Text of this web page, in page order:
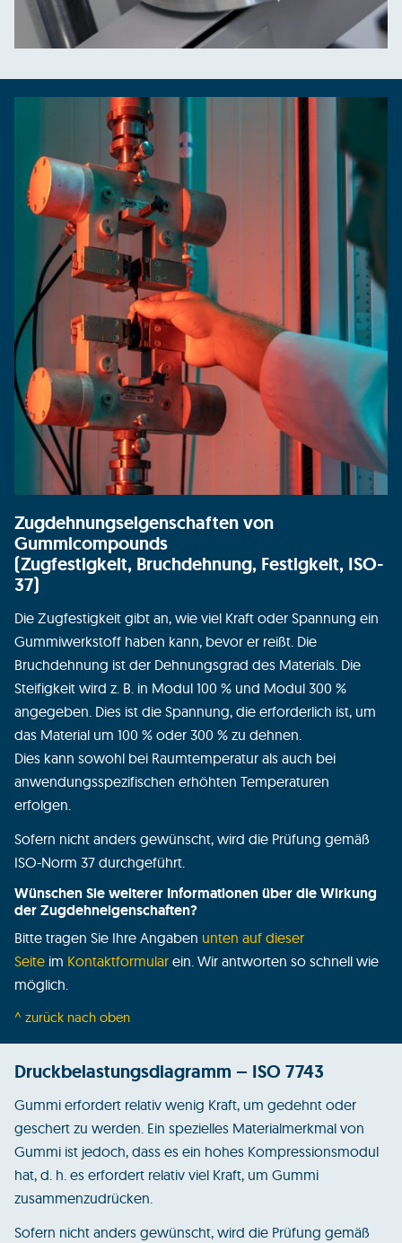
Zugdehnungseigenschaften von
Gummicompounds
(Zugfestigkeit, Bruchdehnung, Festigkeit, ISO-
37)
Die Zugfestigkeit gibt an, wie viel Kraft oder Spannung ein
Gummiwerkstoff haben kann, bevor er reißt. Die
Bruchdehnung ist der Dehnungsgrad des Materials. Die
Steifigkeit wird z. B. in Modul 100 % und Modul 300 %
angegeben. Dies ist die Spannung, die erforderlich ist, um
das Material um 100 % oder 300 % zu dehnen.
Dies kann sowohl bei Raumtemperatur als auch bei
anwendungsspezifischen erhöhten Temperaturen
erfolgen.
Sofern nicht anders gewünscht, wird die Prüfung gemäß
ISO-Norm 37 durchgeführt.
Wünschen Sie weiterer Informationen über die Wirkung
der Zugdehneigenschaften?
Bitte tragen Sie Ihre Angaben unten auf dieser
Seite im Kontaktformular ein. Wir antworten so schnell wie
möglich.
^ zurück nach oben
Druckbelastungsdiagramm – ISO 7743
Gummi erfordert relativ wenig Kraft, um gedehnt oder
geschert zu werden. Ein spezielles Materialmerkmal von
Gummi ist jedoch, dass es ein hohes Kompressionsmodul
hat, d. h. es erfordert relativ viel Kraft, um Gummi
zusammenzudrücken.
Sofern nicht anders gewünscht, wird die Prüfung gemäß